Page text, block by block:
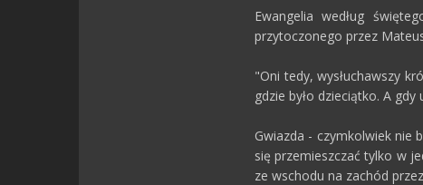
Ewangelia według
przytoczonego przez
"Oni tedy, wysłuchawszy
gdzie było dzieciątko. A
Gwiazda - czymkolwiek nie
się przemieszczać tylko w
ze wschodu na zachód